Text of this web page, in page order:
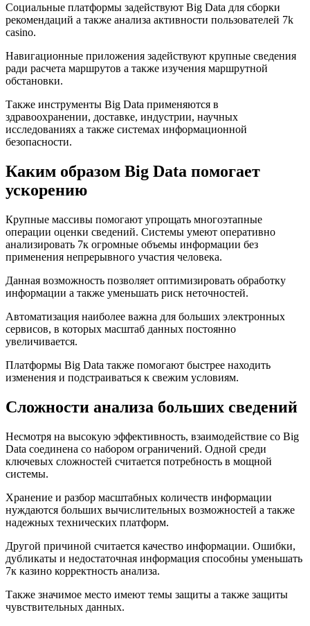
Социальные платформы задействуют Big Data для сборки
рекомендаций а также анализа активности пользователей 7k
casino.
Навигационные приложения задействуют крупные сведения
ради расчета маршрутов а также изучения маршрутной
обстановки.
Также инструменты Big Data применяются в
здравоохранении, доставке, индустрии, научных
исследованиях а также системах информационной
безопасности.
Каким образом Big Data помогает
ускорению
Крупные массивы помогают упрощать многоэтапные
операции оценки сведений. Системы умеют оперативно
анализировать 7к огромные объемы информации без
применения непрерывного участия человека.
Данная возможность позволяет оптимизировать обработку
информации а также уменьшать риск неточностей.
Автоматизация наиболее важна для больших электронных
сервисов, в которых масштаб данных постоянно
увеличивается.
Платформы Big Data также помогают быстрее находить
изменения и подстраиваться к свежим условиям.
Сложности анализа больших сведений
Несмотря на высокую эффективность, взаимодействие со Big
Data соединена со набором ограничений. Одной среди
ключевых сложностей считается потребность в мощной
системы.
Хранение и разбор масштабных количеств информации
нуждаются больших вычислительных возможностей а также
надежных технических платформ.
Другой причиной считается качество информации. Ошибки,
дубликаты и недостаточная информация способны уменьшать
7к казино корректность анализа.
Также значимое место имеют темы защиты а также защиты
чувствительных данных.